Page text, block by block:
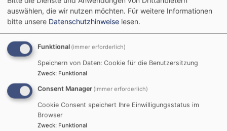
Der Deutsche Hospiz- und Palliativverband e.V.
fordert:
Es bedarf einer gesetzlichen Verankerung, die
regelt, dass keine Einrichtung des Gesundheits-
und Sozialwesens gezwungen werden kann,
assistierten Suizid – in welcher Form auch immer
– zu unterstützen. Dies heißt in Konsequenz, dass
Einrichtungen der Palliativversorgung als "sichere
auswählen, die wir nutzen möchten. Für weitere Informationen
bitte unsere Datenschutzhinweise lesen.
Funktional (immer erforderlich)
Speichern von Daten: Cookie für die Benutzersitzung
Zweck: Funktional
Consent Manager (immer erforderlich)
Cookie Consent speichert Ihre Einwilligungsstatus im
Browser
Zweck: Funktional